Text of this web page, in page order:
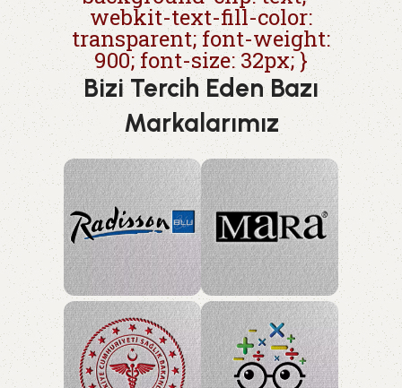
webkit-text-fill-color:
transparent; font-weight:
900; font-size: 32px; }
Bizi Tercih Eden Bazı
Markalarımız